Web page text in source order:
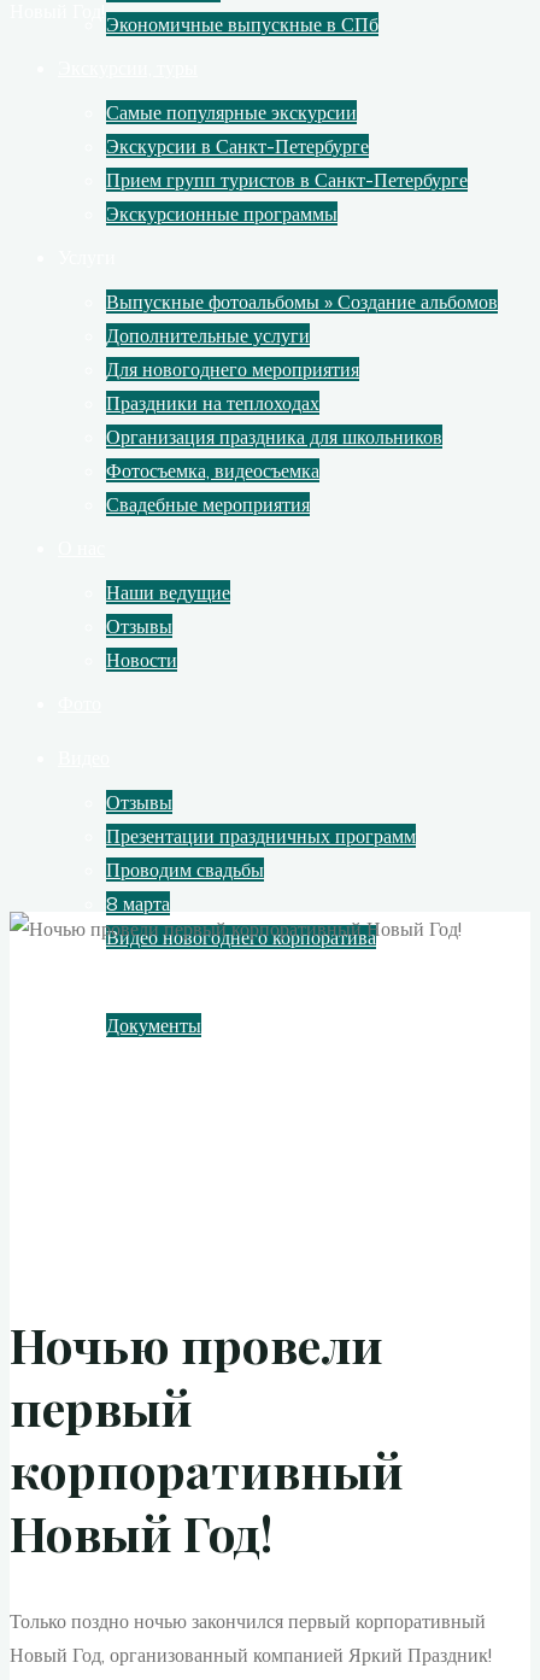
Экономичные выпускные в СПб
Самые популярные экскурсии
Экскурсии в Санкт-Петербурге
Прием групп туристов в Санкт-Петербурге
Экскурсионные программы
Выпускные фотоальбомы » Создание альбомов
Дополнительные услуги
Для новогоднего мероприятия
Праздники на теплоходах
Организация праздника для школьников
Фотосъемка, видеосъемка
Свадебные мероприятия
Наши ведущие
Отзывы
Новости
Отзывы
Презентации праздничных программ
Проводим свадьбы
8 марта
Видео новогоднего корпоратива
Документы
Ночью провели
первый
корпоративный
Новый Год!
Только поздно ночью закончился первый корпоративный
Новый Год, организованный компанией Яркий Праздник!